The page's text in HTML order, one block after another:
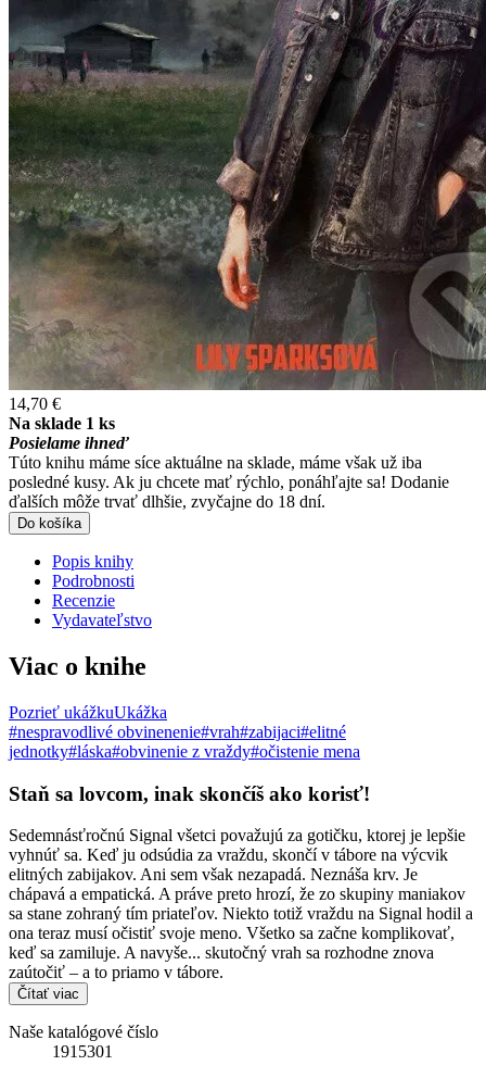
14,70 €
Na sklade 1 ks
Posielame ihneď
Túto knihu máme síce aktuálne na sklade, máme však už iba
posledné kusy. Ak ju chcete mať rýchlo, ponáhľajte sa! Dodanie
ďalších môže trvať dlhšie, zvyčajne do 18 dní.
Do košíka
Popis knihy
Podrobnosti
Recenzie
Vydavateľstvo
Viac o knihe
Pozrieť ukážkuUkážka
#nespravodlivé obvinenenie#vrah#zabijaci#elitné
jednotky#láska#obvinenie z vraždy#očistenie mena
Staň sa lovcom, inak skončíš ako korisť!
Sedemnásťročnú Signal všetci považujú za gotičku, ktorej je lepšie
vyhnúť sa. Keď ju odsúdia za vraždu, skončí v tábore na výcvik
elitných zabijakov. Ani sem však nezapadá. Neznáša krv. Je
chápavá a empatická. A práve preto hrozí, že zo skupiny maniakov
sa stane zohraný tím priateľov. Niekto totiž vraždu na Signal hodil a
ona teraz musí očistiť svoje meno. Všetko sa začne komplikovať,
keď sa zamiluje. A navyše... skutočný vrah sa rozhodne znova
zaútočiť – a to priamo v tábore.
Čítať viac
Naše katalógové číslo
1915301